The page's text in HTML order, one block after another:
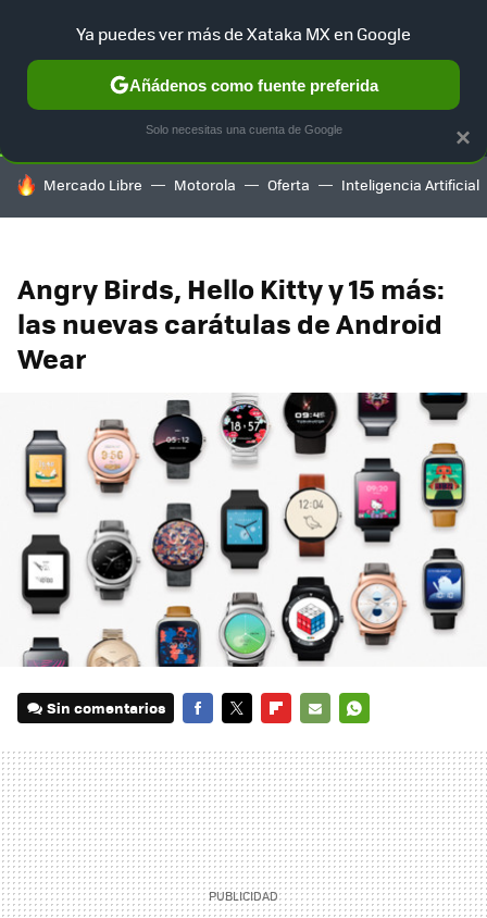
SELECCIÓN GAMING HOME AUTO TERRITORIO
HOY SE HABLA DE
Mercado Libre Motorola Oferta Inteligencia Artificial
Angry Birds, Hello Kitty y 15 más:
las nuevas carátulas de Android
Wear
Sin comentarios
MAIL
×
Ya puedes ver más de Xataka MX en Google
Añádenos como fuente preferida
Solo necesitas una cuenta de Google